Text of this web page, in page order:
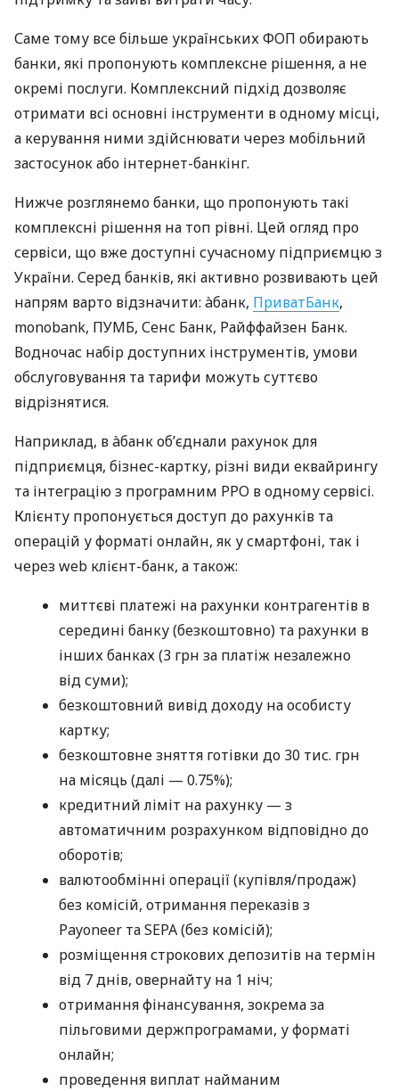
Саме тому все більше українських ФОП обирають
банки, які пропонують комплексне рішення, а не
окремі послуги. Комплексний підхід дозволяє
отримати всі основні інструменти в одному місці,
а керування ними здійснювати через мобільний
застосунок або інтернет-банкінг.
Нижче розглянемо банки, що пропонують такі
комплексні рішення на топ рівні. Цей огляд про
сервіси, що вже доступні сучасному підприємцю з
України. Серед банків, які активно розвивають цей
напрям варто відзначити: àбанк, ПриватБанк,
monobank, ПУМБ, Сенс Банк, Райффайзен Банк.
Водночас набір доступних інструментів, умови
обслуговування та тарифи можуть суттєво
відрізнятися.
Наприклад, в àбанк об’єднали рахунок для
підприємця, бізнес-картку, різні види еквайрингу
та інтеграцію з програмним РРО в одному сервісі.
Клієнту пропонується доступ до рахунків та
операцій у форматі онлайн, як у смартфоні, так і
через web клієнт-банк, а також:
миттєві платежі на рахунки контрагентів в
середині банку (безкоштовно) та рахунки в
інших банках (3 грн за платіж незалежно
від суми);
безкоштовний вивід доходу на особисту
картку;
безкоштовне зняття готівки до 30 тис. грн
на місяць (далі — 0.75%);
кредитний ліміт на рахунку — з
автоматичним розрахунком відповідно до
оборотів;
валютообмінні операції (купівля/продаж)
без комісій, отримання переказів з
Payoneer та SEPA (без комісій);
розміщення строкових депозитів на термін
від 7 днів, овернайту на 1 ніч;
отримання фінансування, зокрема за
пільговими держпрограмами, у форматі
онлайн;
проведення виплат найманим